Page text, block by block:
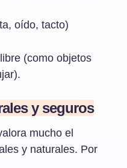
oído, tacto)
(como objetos
y seguros
mucho el
y naturales. Por